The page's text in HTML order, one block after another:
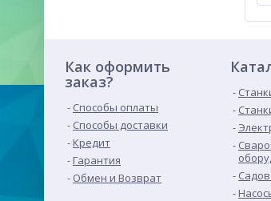
Как оформить
заказ?
Способы оплаты
Способы доставки
Кредит
Гарантия
Обмен и Возврат